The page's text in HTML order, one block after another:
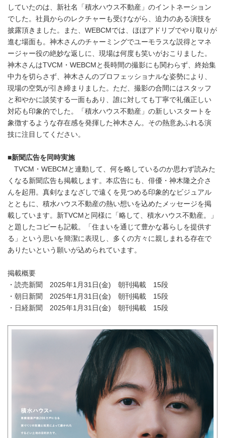
していたのは、新社名「積水ハウス不動産」のイントネーション
でした。社員からのレクチャーも受けながら、迫力のある演技を
披露頂きました。また、WEBCMでは、ほぼアドリブでやり取りが
進む場面も。神木さんのチャーミングでユーモラスな説得とマネ
ージャー役の絶妙な返しに、現場は何度も笑いがおこりました。
神木さんはTVCM・WEBCMと長時間の撮影にも関わらず、終始集
中力を切らさず、神木さんのプロフェッショナルな姿勢により、
現場の空気が引き締まりました。ただ、撮影の合間にはスタッフ
と和やかに談笑する一面もあり、誰に対しても丁寧で礼儀正しい
対応も印象的でした。「積水ハウス不動産」の新しいスタートを
象徴するような存在感を発揮した神木さん。その熱意あふれる演
技に注目してください。
■新聞広告を同時実施
TVCM・WEBCMと連動して、何を略しているのか思わず読みた
くなる新聞広告も掲載します。本広告にも、俳優・神木隆之介さ
んを起用。真剣なまなざしで遠くを見つめる印象的なビジュアル
とともに、積水ハウス不動産の熱い想いを込めたメッセージを掲
載しています。新TVCMと同様に「略して、積水ハウス不動産。」
と題したコピーも記載。「住まいを通じて豊かな暮らしを提供す
る」という思いを簡潔に表現し、多くの方々に親しまれる存在で
ありたいという願いが込められています。
掲載概要
・読売新聞 2025年1月31日(金) 朝刊掲載 15段
・朝日新聞 2025年1月31日(金) 朝刊掲載 15段
・日経新聞 2025年1月31日(金) 朝刊掲載 15段